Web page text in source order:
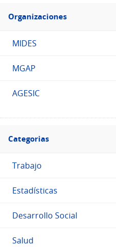
Filtro
Organizaciones
Organizaciones
MIDES
MGAP
AGESIC
Filtro
Categorias
Categorias
Trabajo
Estadísticas
Desarrollo Social
Salud